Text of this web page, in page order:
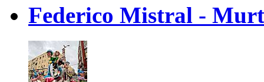
Federico Mistral -